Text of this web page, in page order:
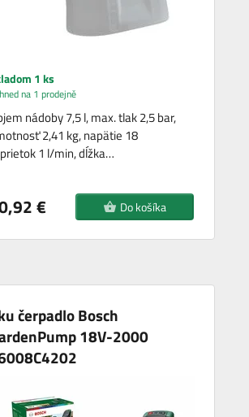
1 ks
na 1 prodejně
nádoby 7,5 l, max. tlak 2,5 bar,
2,41 kg, napätie 18
1 l/min, dĺžka…
€ Do košíka
čerpadlo Bosch
18V-2000